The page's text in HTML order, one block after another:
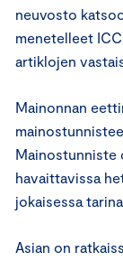
neuvosto
menetelleet
artiklojen
Mainonnan
Mainostunniste
havaittavissa
jokaisessa
Asian on